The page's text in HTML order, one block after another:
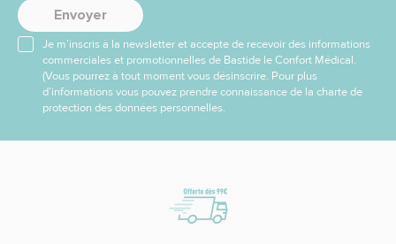
Envoyer
Je m’inscris à la newsletter et accepte de recevoir des informations
commerciales et promotionnelles de Bastide le Confort Médical.
(Vous pourrez à tout moment vous désinscrire. Pour plus
d’informations vous pouvez prendre connaissance de la charte de
protection des données personnelles.